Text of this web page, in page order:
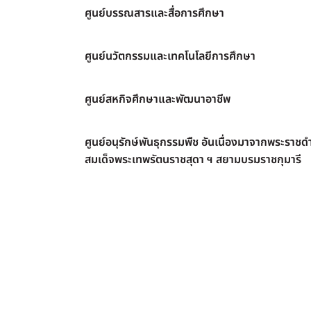
ศูนย์บรรณสารและสื่อการศึกษา
ศูนย์นวัตกรรมและเทคโนโลยีการศึกษา
ศูนย์สหกิจศึกษาและพัฒนาอาชีพ
ศูนย์อนุรักษ์พันธุกรรมพืช อันเนื่องมาจากพระราชด
สมเด็จพระเทพรัตนราชสุดา ฯ สยามบรมราชกุมารี